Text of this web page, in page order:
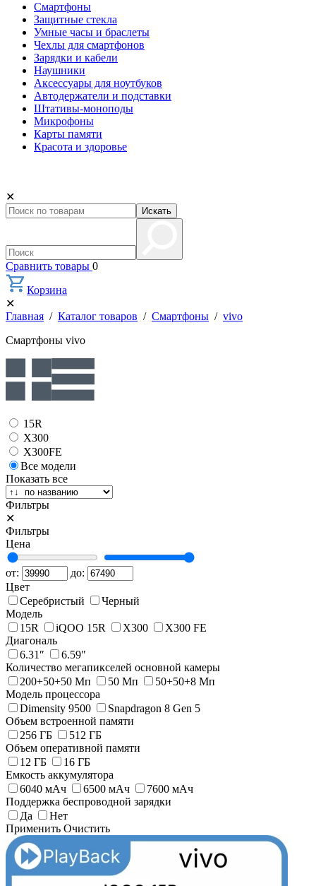
Смартфоны
Защитные стекла
Умные часы и браслеты
Чехлы для смартфонов
Зарядки и кабели
Наушники
Аксессуары для ноутбуков
Автодержатели и подставки
Штативы-моноподы
Микрофоны
Карты памяти
Красота и здоровье
✕
Искать
Сравнить товары 0
Корзина
✕
Главная / Каталог товаров / Смартфоны / vivo
Смартфоны vivo
15R
X300
X300FE
Все модели
Показать все
Фильтры
✕
Фильтры
Цена
от:
до:
Цвет
Серебристый
Черный
Модель
15R
iQOO 15R X300
X300 FE
Диагональ
6.31″
6.59"
Количество мегапикселей основной камеры
200+50+50 Мп
50 Мп
50+50+8 Мп
Модель процессора
Dimensity 9500
Snapdragon 8 Gen 5
Объем встроенной памяти
256 ГБ
512 ГБ
Объем оперативной памяти
12 ГБ
16 ГБ
Емкость аккумулятора
6040 мАч
6500 мАч
7600 мАч
Поддержка беспроводной зарядки
Да
Нет
Применить Очистить